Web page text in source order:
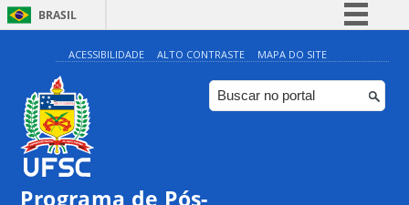
BRASIL
Simplifique!
Comunica BR
Participe
ACESSIBILIDADE ALTO CONTRASTE MAPA DO SITE
Programa de Pós-